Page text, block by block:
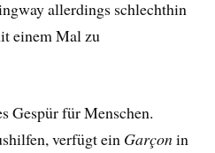
allerdings schlechthin
einem Mal zu
Gespür für Menschen.
verfügt ein Garçonin